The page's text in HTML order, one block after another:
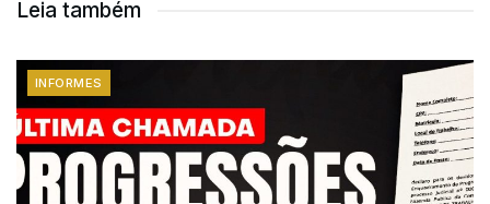
Leia também
INFORMES